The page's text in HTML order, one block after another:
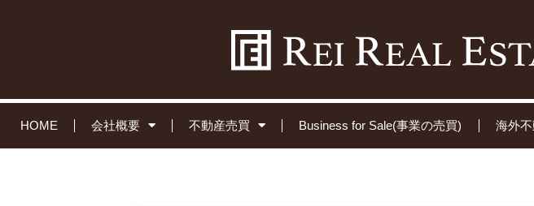
HOME 会社概要 不動産売買 Business for Sale(事業の売買) 海外